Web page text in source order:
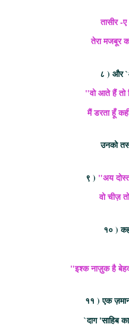
तासीर -
तेरा मजबूर
८ ) और
"वो आते हैं तो
मैं डरता हूँ
उनको
९ ) "अय
वो चीज़
१० )
"इश्क नाज़ुक है
११ ) एक
`दाग 'साहिब